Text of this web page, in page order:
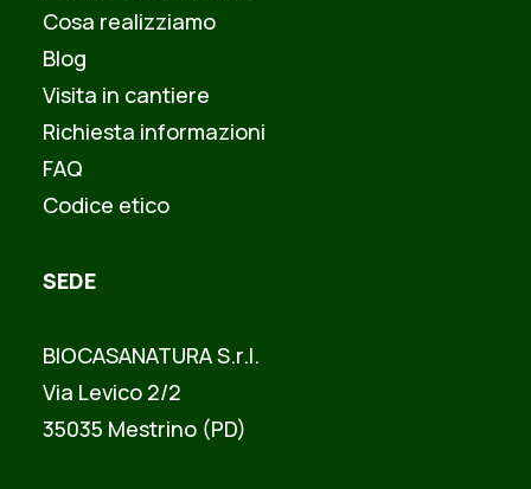
Cosa realizziamo
Blog
Visita in cantiere
Richiesta informazioni
FAQ
Codice etico
SEDE
BIOCASANATURA S.r.l.
Via Levico 2/2
35035 Mestrino (PD)